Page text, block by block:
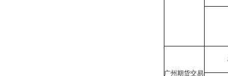
广州期货交易